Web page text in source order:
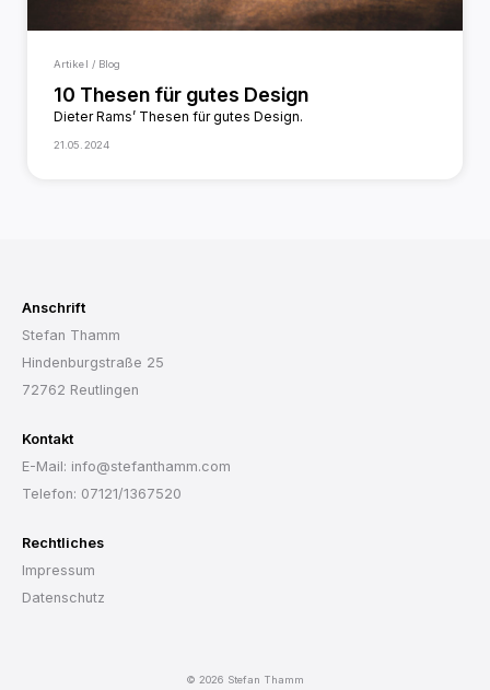
Artikel / Blog
10 Thesen für gutes Design
Dieter Rams’ Thesen für gutes Design.
21.05.2024
Anschrift
Stefan Thamm
Hindenburgstraße 25
72762 Reutlingen
Kontakt
E-Mail: info@stefanthamm.com
Telefon: 07121/1367520
Rechtliches
Impressum
Datenschutz
© 2026 Stefan Thamm